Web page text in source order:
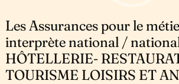
Les Assurances pour le
interprète national /
HÔTELLERIE-
TOURISME LOISIRS ET